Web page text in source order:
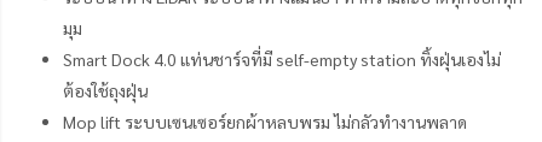
มุม
Smart Dock 4.0 แท่นชาร์จที่มี self-empty station ทิ้งฝุ่นเองไม่
ต้องใช้ถุงฝุ่น
Mop lift ระบบเซนเซอร์ยกผ้าหลบพรม ไม่กลัวทำงานพลาด